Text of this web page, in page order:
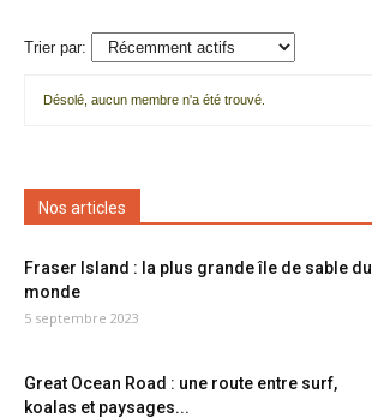
Trier par:
amis
Désolé, aucun membre n'a été trouvé.
Nos articles
Fraser Island : la plus grande île de sable du
monde
5 septembre 2023
Great Ocean Road : une route entre surf,
koalas et paysages...